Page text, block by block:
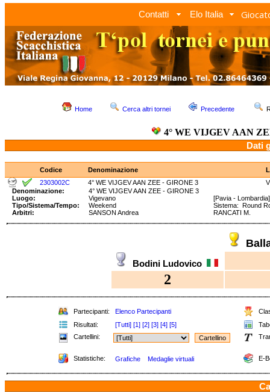
Contatti Elo Italia
Home Cerca altri tornei Precedente
4° WE VIJGEV AAN
Dati
Codice Denominazione
2303002C
4° WE VIJGEV AAN ZEE - GIRONE 3
Denominazione:
4° WE VIJGEV AAN ZEE - GIRONE 3
Luogo:
Vigevano
[Pavia - Lombardia]
Tipo/Sistema/Tempo:
Weekend
Sistema: Round
Arbitri:
SANSON Andrea RANCATI M.
Bodini Ludovico
2
Partecipanti: Elenco Partecipanti
Risultati:
[Tutti] [1] [2] [3] [4] [5]
Cartellini:
Statistiche: Grafiche Medaglie virtuali E-